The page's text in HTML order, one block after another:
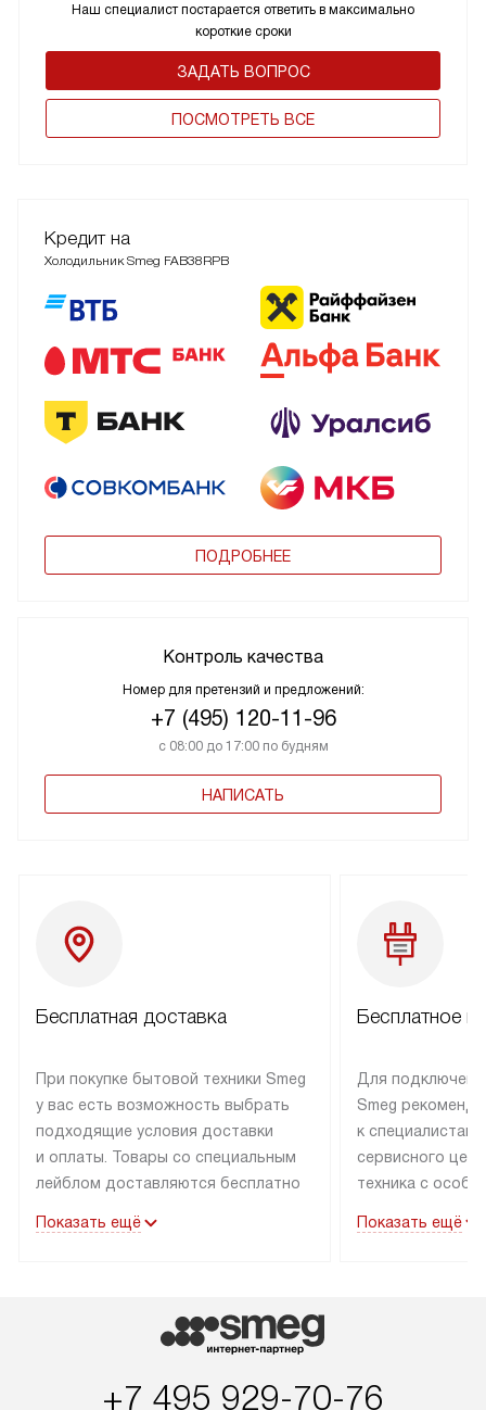
Наш специалист постарается ответить в максимально
короткие сроки
ЗАДАТЬ ВОПРОС
ПОCМОТРЕТЬ ВСЕ
Кредит на
Холодильник Smeg FAB38RPB
ПОДРОБНЕЕ
Контроль качества
Номер для претензий и предложений:
+7 (495) 120-11-96
с 08:00 до 17:00 по будням
НАПИСАТЬ
Бесплатная доставка
При покупке бытовой техники Smeg
у вас есть возможность выбрать
подходящие условия доставки
и оплаты. Товары со специальным
лейблом доставляются бесплатно
до подъезда. Доставка за пределы
маркировку «в наличии», может
быть отправлен покупателю
в Санкт-Петербург и другие
Показать ещё
Бесплатное
Для
Smeg
к специалистам
сервисного
техника с
коммуникациям.
подключения к
Показать ещё
+7 495 929-70-76